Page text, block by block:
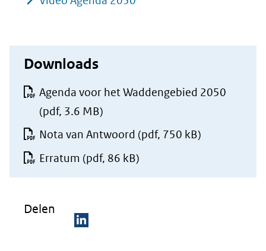
Downloads
Agenda voor het Waddengebied 2050
(pdf, 3.6 MB)
Nota van Antwoord (pdf, 750 kB)
Erratum (pdf, 86 kB)
Delen